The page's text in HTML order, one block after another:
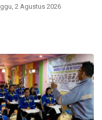
2 Agustus 2026